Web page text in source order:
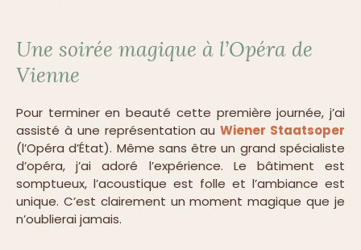
Une soirée magique à l’Opéra de
Vienne
Pour terminer en beauté cette première journée, j’ai
assisté à une représentation auWiener Staatsoper
(l’Opéra d’État). Même sans être un grand spécialiste
d’opéra, j’ai adoré l’expérience. Le bâtiment est
somptueux, l’acoustique est folle et l’ambiance est
unique. C’est clairement un moment magique que je
n’oublierai jamais.